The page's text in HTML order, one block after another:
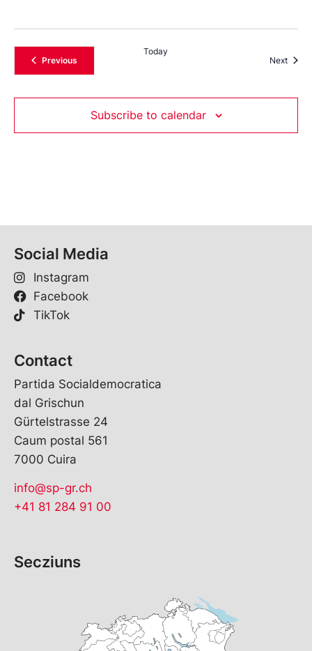
Previous
Today
Next
Subscribe to calendar
Social Media
Instagram
Facebook
TikTok
Contact
Partida Socialdemocratica
dal Grischun
Gürtelstrasse 24
Caum postal 561
7000 Cuira
info@sp-gr.ch
+41 81 284 91 00
Secziuns